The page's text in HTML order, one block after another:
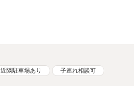
近隣駐車場あり 子連れ相談可